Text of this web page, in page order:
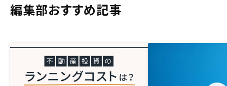
編集部おすすめ記事